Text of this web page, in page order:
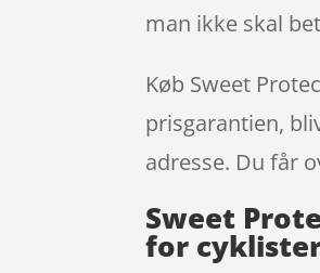
man ikke skal
Køb Sweet
prisgarantien,
adresse. Du får
Sweet
for